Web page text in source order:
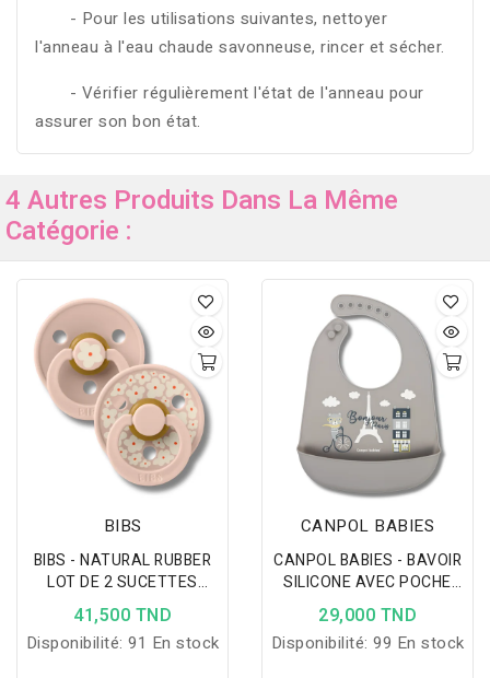
- Pour les utilisations suivantes, nettoyer
l'anneau à l'eau chaude savonneuse, rincer et sécher.
- Vérifier régulièrement l'état de l'anneau pour
assurer son bon état.
4 Autres Produits Dans La Même
Catégorie :
BIBS
BIBS - NATURAL RUBBER
LOT DE 2 SUCETTES
JASMINE LATEX BLUSH
MIX TAILLE 2
41,500 TND
Disponibilité: 91 En stock
CANPOL BABIES
CANPOL BABIES - BAVOIR
SILICONE AVEC POCHE
BONJOUR PARIS BEIGE
74/027
29,000 TND
Disponibilité: 99 En stock